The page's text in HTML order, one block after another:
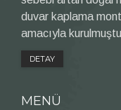
duvar kaplama
amacıyla
DETAY
MENÜ